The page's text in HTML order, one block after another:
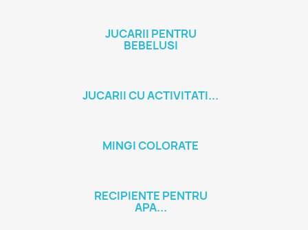
JUCARII PENTRU
BEBELUSI
JUCARII CU ACTIVITATI...
MINGI COLORATE
RECIPIENTE PENTRU
APA...